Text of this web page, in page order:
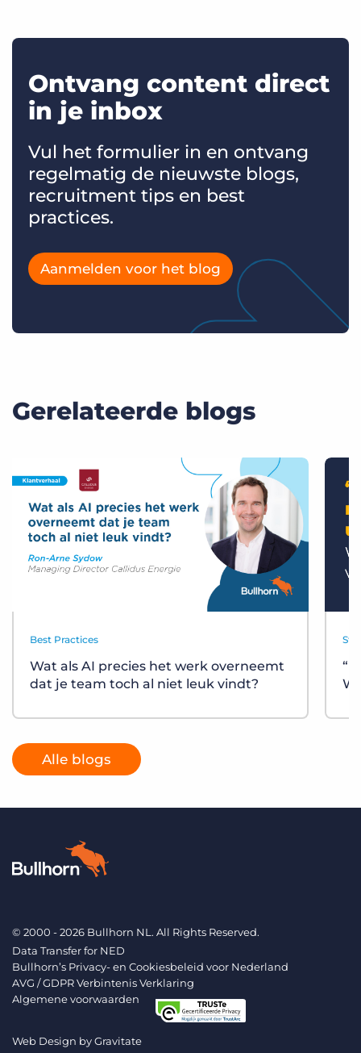
Ontvang content direct
in je inbox
Vul het formulier in en ontvang
regelmatig de nieuwste blogs,
recruitment tips en best
practices.
Aanmelden voor het blog
Gerelateerde blogs
Best Practices
Wat als AI precies het werk overneemt
dat je team toch al niet leuk vindt?
Alle blogs
© 2000 - 2026 Bullhorn NL. All Rights Reserved.
Data Transfer for NED
Bullhorn’s Privacy- en Cookiesbeleid voor Nederland
AVG / GDPR Verbintenis Verklaring
Algemene voorwaarden
Web Design byGravitate